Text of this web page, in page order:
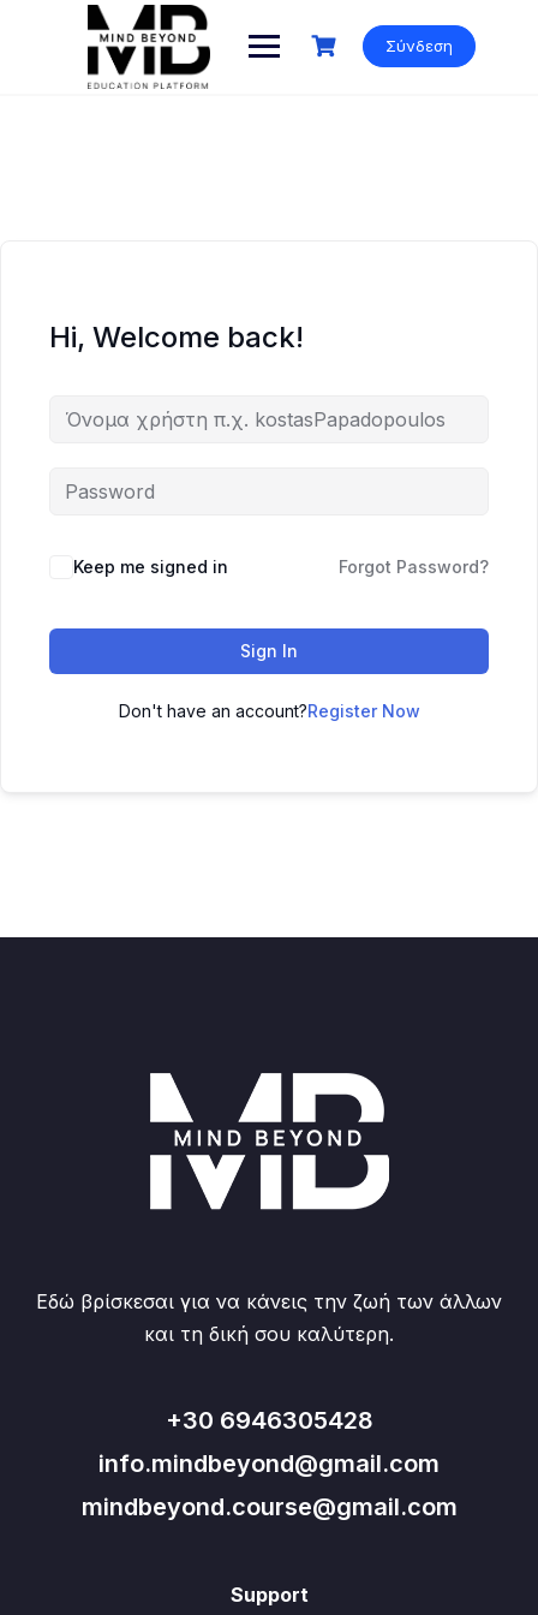
Σύνδεση
Hi, Welcome back!
Keep me signed in Forgot Password?
Sign In
Don't have an account?Register Now
Εδώ βρίσκεσαι για να κάνεις την ζωή των άλλων
και τη δική σου καλύτερη.
+30 6946305428
info.mindbeyond@gmail.com
mindbeyond.course@gmail.com
Support